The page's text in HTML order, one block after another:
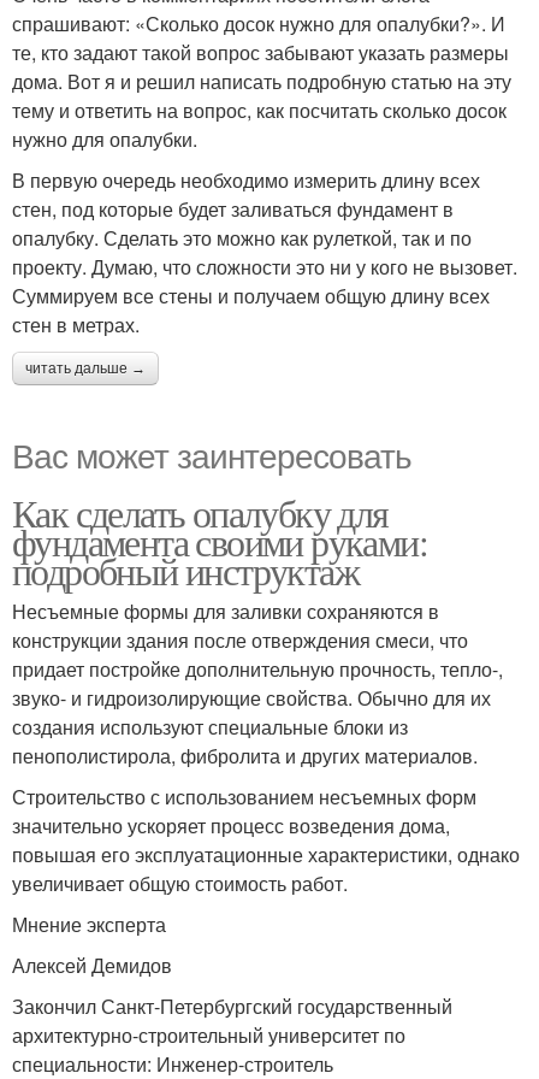
спрашивают: «Сколько досок нужно для опалубки?». И
те, кто задают такой вопрос забывают указать размеры
дома. Вот я и решил написать подробную статью на эту
тему и ответить на вопрос, как посчитать сколько досок
нужно для опалубки.
В первую очередь необходимо измерить длину всех
стен, под которые будет заливаться фундамент в
опалубку. Сделать это можно как рулеткой, так и по
проекту. Думаю, что сложности это ни у кого не вызовет.
Суммируем все стены и получаем общую длину всех
стен в метрах.
читать дальше →
Вас может заинтересовать
Как сделать опалубку для
фундамента своими руками:
подробный инструктаж
Несъемные формы для заливки сохраняются в
конструкции здания после отверждения смеси, что
придает постройке дополнительную прочность, тепло-,
звуко- и гидроизолирующие свойства. Обычно для их
создания используют специальные блоки из
пенополистирола, фибролита и других материалов.
Строительство с использованием несъемных форм
значительно ускоряет процесс возведения дома,
повышая его эксплуатационные характеристики, однако
увеличивает общую стоимость работ.
Мнение эксперта
Алексей Демидов
Закончил Санкт-Петербургский государственный
архитектурно-строительный университет по
специальности: Инженер-строитель